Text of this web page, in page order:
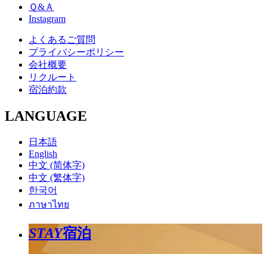
Ｑ&Ａ
Instagram
よくあるご質問
プライバシーポリシー
会社概要
リクルート
宿泊約款
LANGUAGE
日本語
English
中文 (简体字)
中文 (繁体字)
한국어
ภาษาไทย
STAY宿泊